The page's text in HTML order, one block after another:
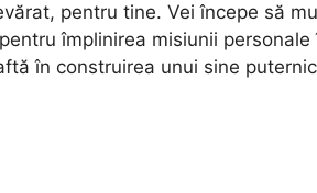
pentru tine. Vei începe să
împlinirea misiunii personale
în construirea unui sine